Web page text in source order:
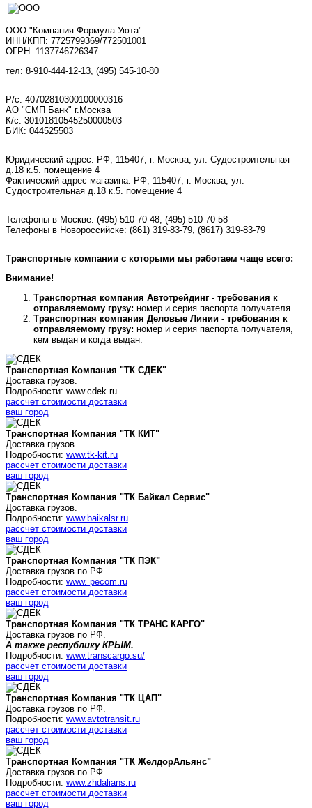
ООО "Компания Формула Уюта"
ИНН/КПП: 7725799369/772501001
ОГРН: 1137746726347
тел: 8-910-444-12-13, (495) 545-10-80
Р/с: 40702810300100000316
АО "СМП Банк" г.Москва
К/с: 30101810545250000503
БИК: 044525503
Юридический адрес: РФ, 115407, г. Москва, ул. Судостроительная
д.18 к.5. помещение 4
Фактический адрес магазина: РФ, 115407, г. Москва, ул.
Судостроительная д.18 к.5. помещение 4
Телефоны в Москве: (495) 510-70-48 (495) 510-70-58
Телефоны в Новороссийске: (861) 319-83-79, (8617) 319-83-79
Транспортные компании с которыми мы работаем чаще всего:
Внимание!
Транспортная компания Автотрейдинг - требования к
отправляемому грузу: номер и серия паспорта получателя.
Транспортная компания Деловые Линии - требования к
отправляемому грузу: номер и серия паспорта получателя,
кем выдан и когда выдан.
Транспортная Компания "ТК СДЕК"
Доставка грузов.
Подробности: www.cdek.ru
рассчет стоимости доставки
ваш город
Транспортная Компания "ТК КИТ"
Доставка грузов.
Подробности: www.tk-kit.ru
рассчет стоимости доставки
ваш город
Транспортная Компания "ТК Байкал Сервис"
Доставка грузов.
Подробности: www.baikalsr.ru
рассчет стоимости доставки
ваш город
Транспортная Компания "ТК ПЭК"
Доставка грузов по РФ.
Подробности: www. pecom.ru
рассчет стоимости доставки
ваш город
Транспортная Компания "ТК ТРАНС КАРГО"
Доставка грузов по РФ.
А также республику КРЫМ.
Подробности: www.transcargo.su/
рассчет стоимости доставки
ваш город
Транспортная Компания "ТК ЦАП"
Доставка грузов по РФ.
Подробности: www.avtotransit.ru
рассчет стоимости доставки
ваш город
Транспортная Компания "ТК ЖелдорАльянс"
Доставка грузов по РФ.
Подробности: www.zhdalians.ru
рассчет стоимости доставки
ваш город